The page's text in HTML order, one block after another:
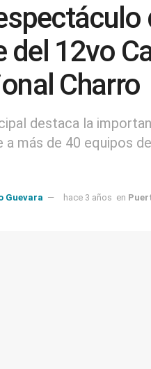
del 12vo
Charro
destaca la
a más de 40 equipos
Guevara hace 3 años en